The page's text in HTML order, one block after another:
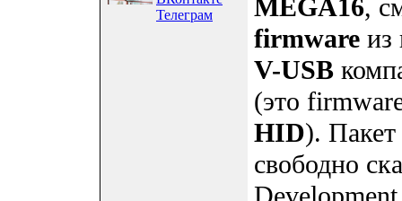
Телеграм
MEGA16,
firmware из
V-USB
(это
HID).
свободно